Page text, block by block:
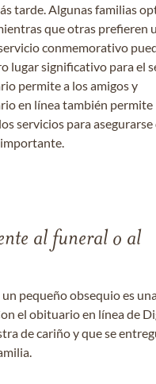
tarde. Algunas familias
que otras prefieren
conmemorativo
lugar significativo para el
permite a los amigos y
en línea también permite
servicios para asegurarse
al funeral o al
pequeño obsequio es
el obituario en línea de
de cariño y que se